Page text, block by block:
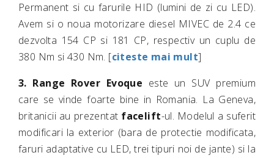
Permanent si cu farurile HID (lumini de zi cu LED).
Avem si o noua motorizare diesel MIVEC de 2.4 ce
dezvolta 154 CP si 181 CP, respectiv un cuplu de
380 Nm si 430 Nm. [citeste mai mult]
3. Range Rover Evoque este un SUV premium
care se vinde foarte bine in Romania. La Geneva,
britanicii au prezentat facelift-ul. Modelul a suferit
modificari la exterior (bara de protectie modificata,
faruri adaptative cu LED, trei tipuri noi de jante) si la